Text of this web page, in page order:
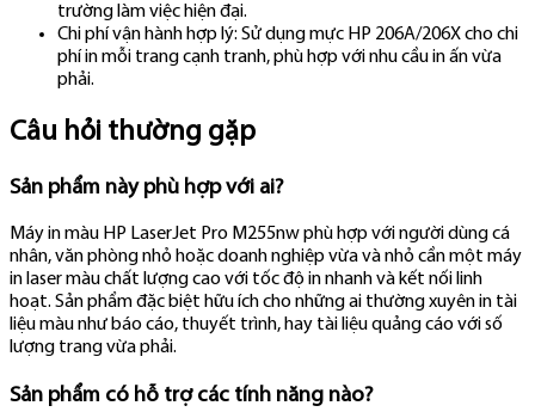
trường làm việc hiện đại.
Chi phí vận hành hợp lý: Sử dụng mực HP 206A/206X cho chi
phí in mỗi trang cạnh tranh, phù hợp với nhu cầu in ấn vừa
phải.
Câu hỏi thường gặp
Sản phẩm này phù hợp với ai?
Máy in màu HP LaserJet Pro M255nw phù hợp với người dùng cá
nhân, văn phòng nhỏ hoặc doanh nghiệp vừa và nhỏ cần một máy
in laser màu chất lượng cao với tốc độ in nhanh và kết nối linh
hoạt. Sản phẩm đặc biệt hữu ích cho những ai thường xuyên in tài
liệu màu như báo cáo, thuyết trình, hay tài liệu quảng cáo với số
lượng trang vừa phải.
Sản phẩm có hỗ trợ các tính năng nào?